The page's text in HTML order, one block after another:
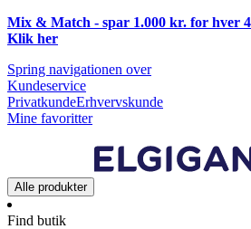
Mix & Match - spar 1.000 kr. for hver
Klik her
Spring navigationen over
Kundeservice
PrivatkundeErhvervskunde
Mine favoritter
Alle produkter
Find butik